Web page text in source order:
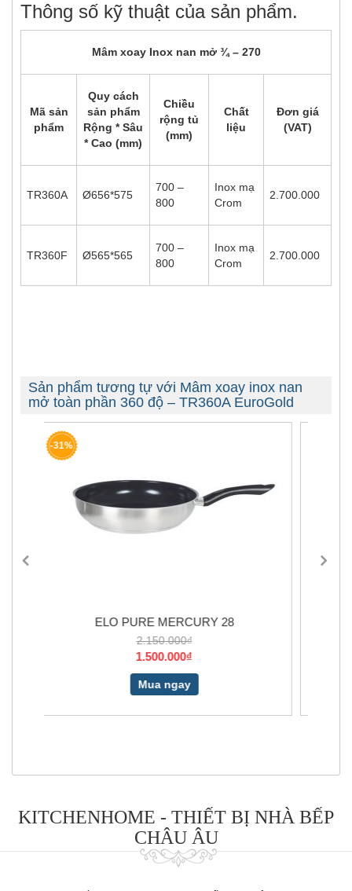
Thông số kỹ thuật của sản phẩm.
Mâm xoay Inox nan mở ¾ – 270
Mã sản
phẩm
Quy cách
sản phẩm
Rộng * Sâu
* Cao (mm)
Chiều
rộng tủ
(mm)
Chất
liệu
Đơn giá
(VAT)
TR360A Ø656*575
700 –
800
Inox mạ
Crom
2.700.000
TR360F Ø565*565
700 –
800
Inox mạ
Crom
2.700.000
Sản phẩm tương tự với Mâm xoay inox nan
mở toàn phần 360 độ – TR360A EuroGold
GIÁ XOONG NỒI, BÁT ĐĨA...
2.080.000₫
1.768.000₫
KITCHENHOME - THIẾT BỊ NHÀ BẾP
CHÂU ÂU